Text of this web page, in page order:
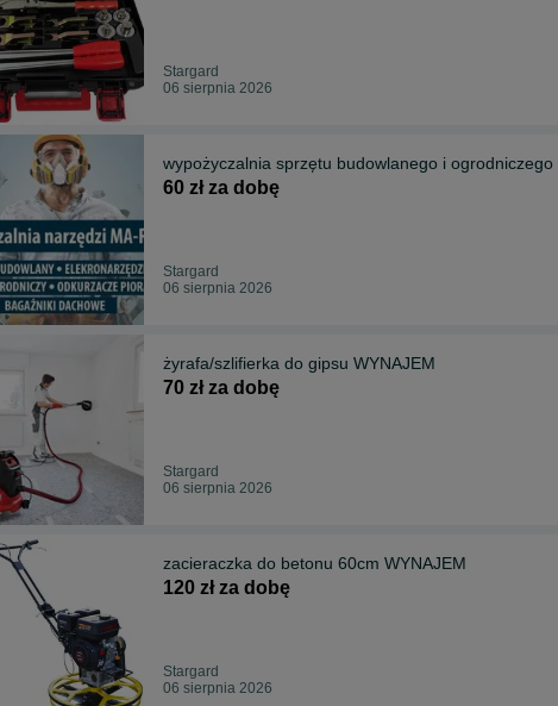
Stargard
06 sierpnia 2026
wypożyczalnia sprzętu budowlanego i ogrodniczego
60 zł za dobę
Stargard
06 sierpnia 2026
żyrafa/szlifierka do gipsu WYNAJEM
70 zł za dobę
Stargard
06 sierpnia 2026
zacieraczka do betonu 60cm WYNAJEM
120 zł za dobę
Stargard
06 sierpnia 2026